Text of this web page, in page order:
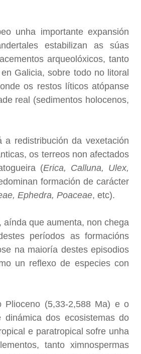
unha importante expansión
estabilizan as súas
arqueolóxicos, tanto
Galicia, sobre todo no litoral
os restos líticos atópanse
real (sedimentos holocenos,
redistribución da vexetación
os terreos non afectados
(Erica, Calluna, Ulex,
formación de carácter
Ephedra, Poaceae, etc).
que aumenta, non chega
períodos as formacións
na maioría destes episodios
un reflexo de especies con
Plioceno (5,33-2,588 Ma) e o
dos ecosistemas do
e paratropical sofre unha
tanto ximnospermas